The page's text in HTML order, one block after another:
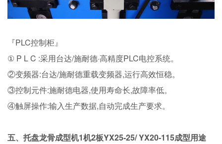
『PLC控制柜』
① P L C :采用台达/施耐德·高精度PLC电控系统。
②变频器:台达/施耐德重载变频器,运行高效恒稳。
③控制元件:施耐德电器,使用寿命长,故障率低。
④触屏操作:输入生产数据,自动完成生产要求。
五、托盘龙骨成型机1机2板YX25-25/ YX20-115成型用途